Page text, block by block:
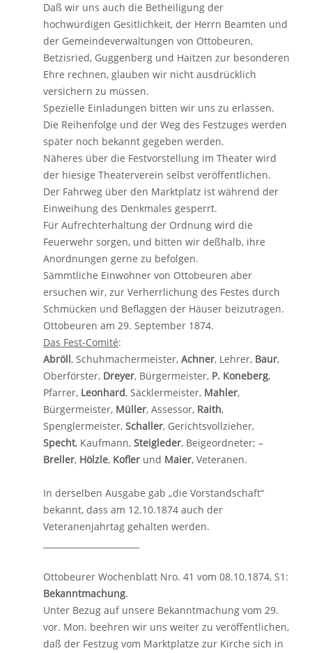
Daß wir uns auch die Betheiligung der
hochwürdigen Gesitlichkeit, der Herrn Beamten und
der Gemeindeverwaltungen von Ottobeuren,
Betzisried, Guggenberg und Haitzen zur besonderen
Ehre rechnen, glauben wir nicht ausdrücklich
versichern zu müssen.
Spezielle Einladungen bitten wir uns zu erlassen.
Die Reihenfolge und der Weg des Festzuges werden
später noch bekannt gegeben werden.
Näheres über die Festvorstellung im Theater wird
der hiesige Theaterverein selbst veröffentlichen.
Der Fahrweg über den Marktplatz ist während der
Einweihung des Denkmales gesperrt.
Für Aufrechterhaltung der Ordnung wird die
Feuerwehr sorgen, und bitten wir deßhalb, ihre
Anordnungen gerne zu befolgen.
Sämmtliche Einwohner von Ottobeuren aber
ersuchen wir, zur Verherrlichung des Festes durch
Schmücken und Beflaggen der Häuser beizutragen.
Ottobeuren am 29. September 1874.
Das Fest-Comité:
Abröll, Schuhmachermeister, Achner, Lehrer, Baur,
Oberförster, Dreyer, Bürgermeister, P. Koneberg,
Pfarrer, Leonhard, Säcklermeister, Mahler,
Bürgermeister, Müller, Assessor, Raith,
Spenglermeister, Schaller, Gerichtsvollzieher,
Specht, Kaufmann, Steigleder, Beigeordneter; –
Breller, Hölzle, Kofler und Maier, Veteranen.
In derselben Ausgabe gab „die Vorstandschaft“
bekannt, dass am 12.10.1874 auch der
Veteranenjahrtag gehalten werden.
Ottobeurer Wochenblatt Nro. 41 vom 08.10.1874, S1:
Bekanntmachung.
Unter Bezug auf unsere Bekanntmachung vom 29.
vor. Mon. beehren wir uns weiter zu veröffentlichen,
daß der Festzug vom Marktplatze zur Kirche sich in